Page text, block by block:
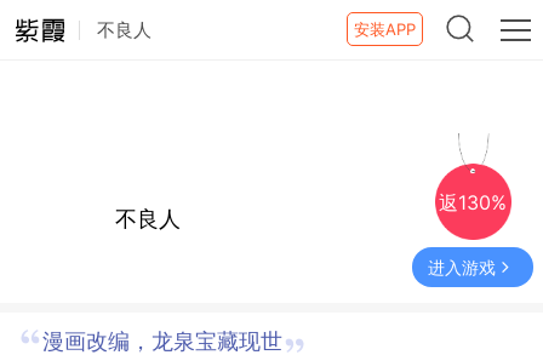
不良人 安装APP
不良人
返130%
进入游戏
漫画改编，龙泉宝藏现世